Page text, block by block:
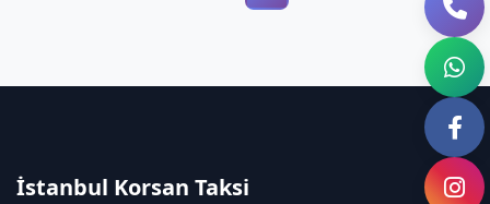
İstanbul Korsan Taksi